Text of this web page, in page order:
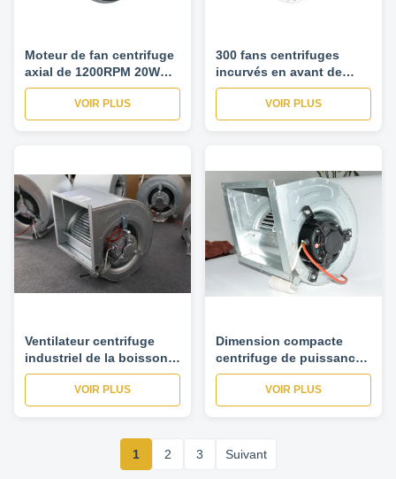
Moteur de fan centrifuge
axial de 1200RPM 20W
40W avec le
condensateur de 2uF
450V
VOIR PLUS
300 fans centrifuges
incurvés en avant de
ventilateur de Cfm,
ventilateur d'extraction
centrifuge de 5 pouces
VOIR PLUS
Ventilateur centrifuge
industriel de la boisson
880RPM
VOIR PLUS
Dimension compacte
centrifuge de puissance
de sortie de moteur de
fan de climatisation de
fan de ventilateur de
VOIR PLUS
1 2 3 Suivant